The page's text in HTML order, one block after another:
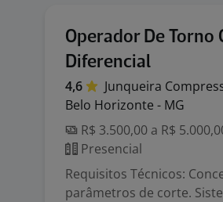
Operador De Torno
Diferencial
4,6 Junqueira
Belo Horizonte - MG
R$ 3.500,00 a R$
Presencial
Requisitos Técnicos:
parâmetros de corte.